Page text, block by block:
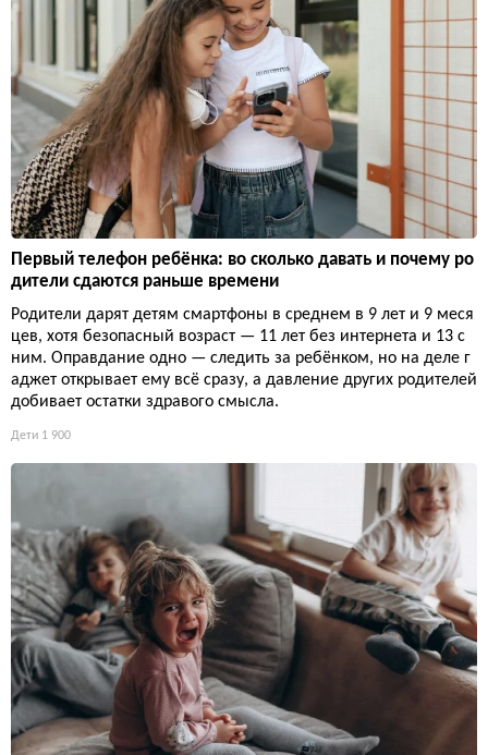
Первый телефон ребёнка: во сколько давать и почему ро
дители сдаются раньше времени
Родители дарят детям смартфоны в среднем в 9 лет и 9 меся
цев, хотя безопасный возраст — 11 лет без интернета и 13 с
ним. Оправдание одно — следить за ребёнком, но на деле г
аджет открывает ему всё сразу, а давление других родителей
добивает остатки здравого смысла.
Дети 1 900